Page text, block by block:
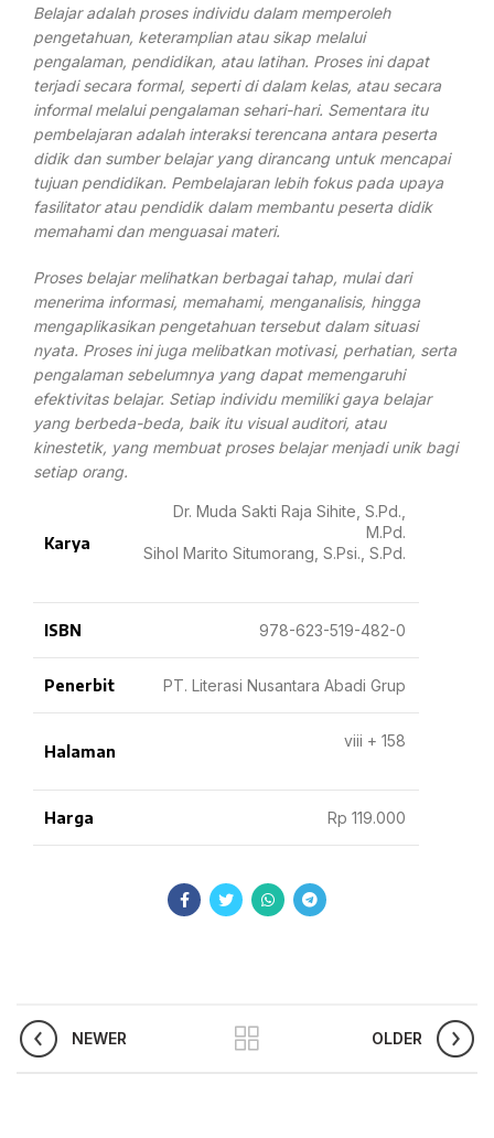
Belajar adalah proses individu dalam memperoleh
pengetahuan, keteramplian atau sikap melalui
pengalaman, pendidikan, atau latihan. Proses ini dapat
terjadi secara formal, seperti di dalam kelas, atau secara
informal melalui pengalaman sehari-hari. Sementara itu
pembelajaran adalah interaksi terencana antara peserta
didik dan sumber belajar yang dirancang untuk mencapai
tujuan pendidikan. Pembelajaran lebih fokus pada upaya
fasilitator atau pendidik dalam membantu peserta didik
memahami dan menguasai materi.
Proses belajar melihatkan berbagai tahap, mulai dari
menerima informasi, memahami, menganalisis, hingga
mengaplikasikan pengetahuan tersebut dalam situasi
nyata. Proses ini juga melibatkan motivasi, perhatian, serta
pengalaman sebelumnya yang dapat memengaruhi
efektivitas belajar. Setiap individu memiliki gaya belajar
yang berbeda-beda, baik itu visual auditori, atau
kinestetik, yang membuat proses belajar menjadi unik bagi
setiap orang.
Karya
Dr. Muda Sakti Raja Sihite, S.Pd.,
M.Pd.
Sihol Marito Situmorang, S.Psi., S.Pd.
ISBN 978-623-519-482-0
Penerbit PT. Literasi Nusantara Abadi Grup
Halaman
viii + 158
Harga Rp 119.000
NEWER OLDER